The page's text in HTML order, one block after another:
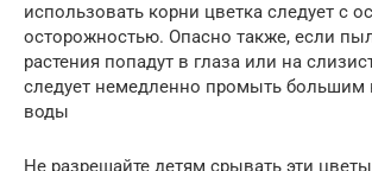
использовать корни цветка следует с
осторожностью. Опасно также, если
растения попадут в глаза или на
следует немедленно промыть большим
воды
Не разрешайте детям срывать эти